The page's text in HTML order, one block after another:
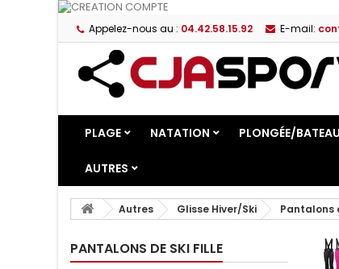
Appelez-nous au : 04.42.58.15.92 E-mail:
PLAGE NATATION PLONGÉE/BATEAU
AUTRES
Autres Glisse Hiver/Ski Pantalons
PANTALONS DE SKI FILLE